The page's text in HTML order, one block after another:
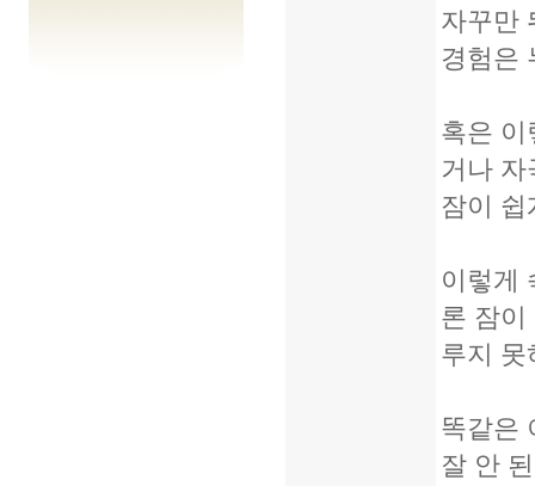
자꾸만
경험은
혹은 이
거나
잠이 쉽
이렇게
론 잠이
루지 못
똑같은
잘 안